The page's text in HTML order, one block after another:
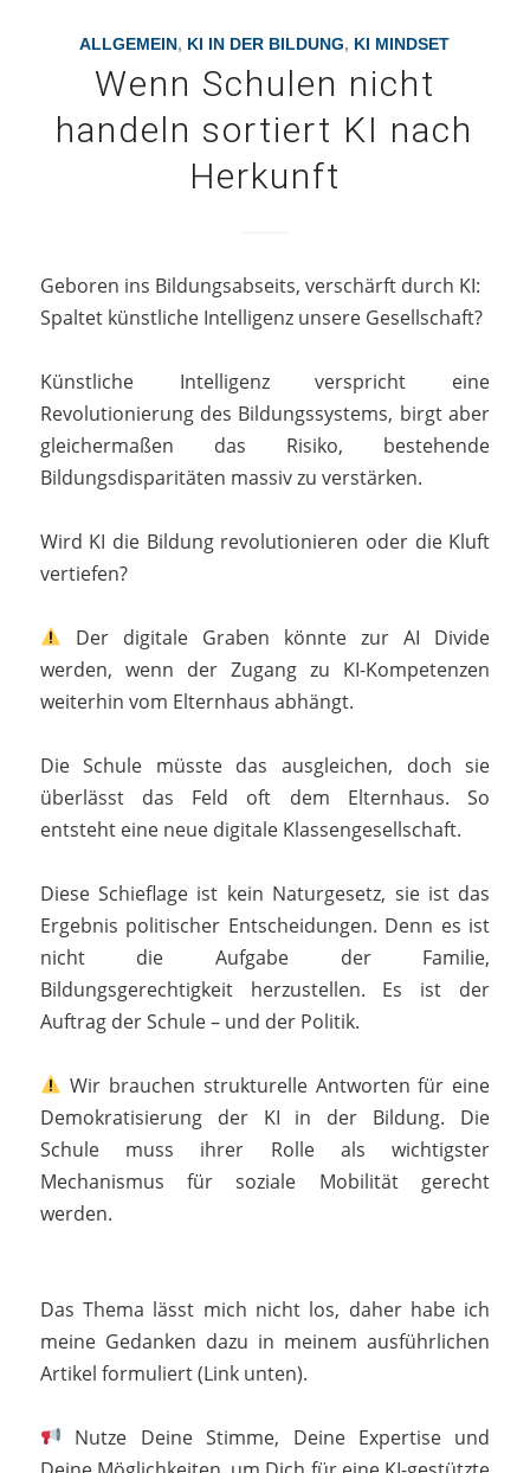
ALLGEMEIN, KI IN DER BILDUNG, KI MINDSET
Wenn Schulen nicht
handeln sortiert KI nach
Herkunft
Geboren ins Bildungsabseits, verschärft durch KI:
Spaltet künstliche Intelligenz unsere Gesellschaft?
Künstliche Intelligenz verspricht eine
Revolutionierung des Bildungssystems, birgt aber
gleichermaßen das Risiko, bestehende
Bildungsdisparitäten massiv zu verstärken.
Wird KI die Bildung revolutionieren oder die Kluft
vertiefen?
Der digitale Graben könnte zur AI Divide
werden, wenn der Zugang zu KI-Kompetenzen
weiterhin vom Elternhaus abhängt.
Die Schule müsste das ausgleichen, doch sie
überlässt das Feld oft dem Elternhaus. So
entsteht eine neue digitale Klassengesellschaft.
Diese Schieflage ist kein Naturgesetz, sie ist das
Ergebnis politischer Entscheidungen. Denn es ist
nicht die Aufgabe der Familie,
Bildungsgerechtigkeit herzustellen. Es ist der
Auftrag der Schule – und der Politik.
Wir brauchen strukturelle Antworten für eine
Demokratisierung der KI in der Bildung. Die
Schule muss ihrer Rolle als wichtigster
Mechanismus für soziale Mobilität gerecht
werden.
Das Thema lässt mich nicht los, daher habe ich
meine Gedanken dazu in meinem ausführlichen
Artikel formuliert (Link unten).
Nutze Deine Stimme, Deine Expertise und